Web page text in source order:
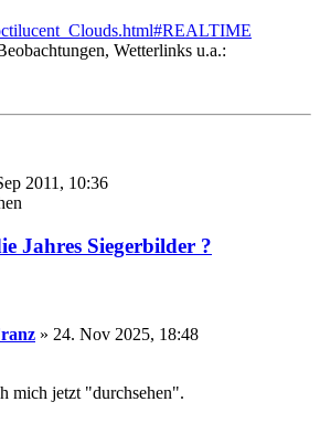
Wetterlinks u.a.:
2011, 10:36
Jahres Siegerbilder ?
» 24. Nov 2025, 18:48
mich jetzt "durchsehen".